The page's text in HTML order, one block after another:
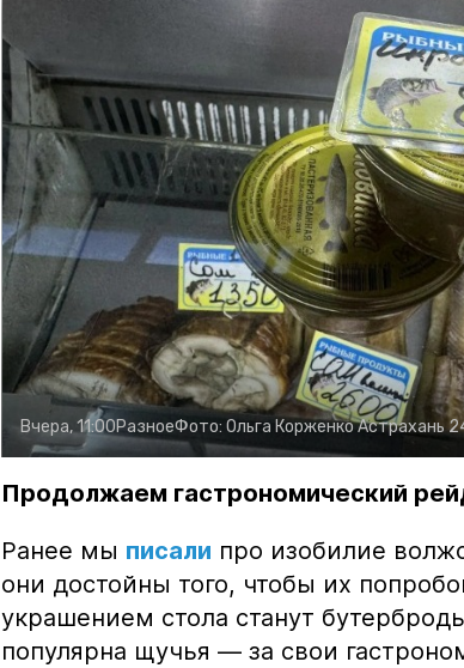
Вчера, 11:00РазноеФото: Ольга КорженкоАстрахань
Продолжаем гастрономический
Ранее мы писали про изобилие
они достойны того, чтобы их
украшением стола станут
популярна щучья — за свои